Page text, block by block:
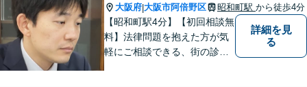
大阪府|大阪市阿倍野区 昭和町駅 から徒歩4分
【昭和町駅4分】【初回相談無
料】法律問題を抱えた方が気
軽にご相談できる、街の診療
詳細を見
る